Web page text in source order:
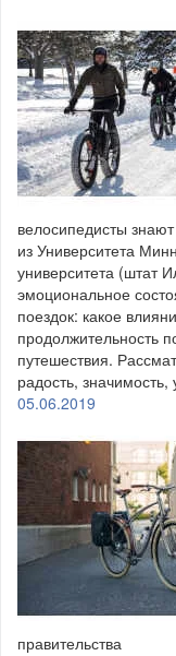
велосипедисты
из Университета
университета (штат
эмоциональное
поездок: какое
продолжительность
путешествия.
радость, значимость,
05.06.2019
правительства